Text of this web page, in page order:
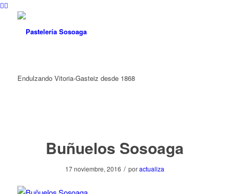
Endulzando Vitoria-Gasteiz desde 1868
Buñuelos Sosoaga
17 noviembre, 2016 / poractualiza